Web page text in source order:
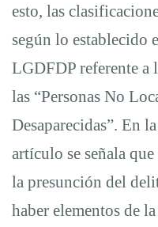
esto, las
según lo establecido
LGDFDP referente a
las “Personas No
Desaparecidas”. En
artículo se señala
la presunción del
haber elementos de